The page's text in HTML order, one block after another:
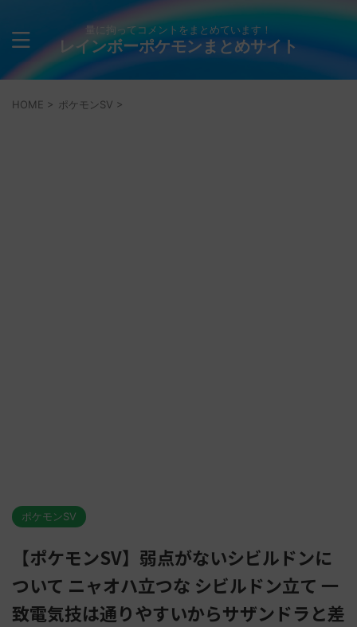
量に拘ってコメントをまとめています！
レインボーポケモンまとめサイト
HOME > ポケモンSV >
ポケモンSV
【ポケモンSV】弱点がないシビルドンに
ついて ニャオハ立つな シビルドン立て 一
致電気技は通りやすいからサザンドラと差